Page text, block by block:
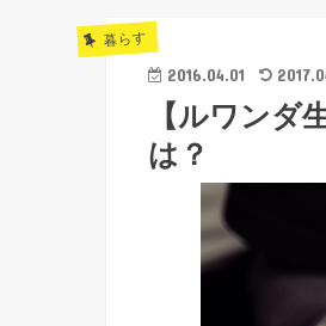
暮らす
2016.04.01
【ルワンダ
は？